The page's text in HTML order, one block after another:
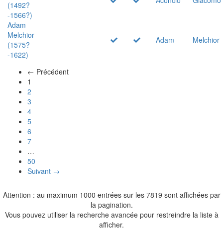
(1492?
-1566?)
Adam
Melchior
(1575?
-1622)
Adam Melchior
← Précédent
1
2
3
4
5
6
7
…
50
Suivant →
Attention : au maximum 1000 entrées sur les 7819 sont affichées par
la pagination.
Vous pouvez utiliser la recherche avancée pour restreindre la liste à
afficher.